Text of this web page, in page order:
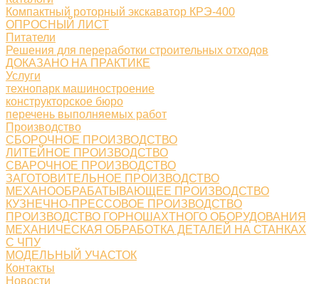
Компактный роторный экскаватор КРЭ-400
ОПРОСНЫЙ ЛИСТ
Питатели
Решения для переработки строительных отходов
ДОКАЗАНО НА ПРАКТИКЕ
Услуги
технопарк машиностроение
конструкторское бюро
перечень выполняемых работ
Производство
СБОРОЧНОЕ ПРОИЗВОДСТВО
ЛИТЕЙНОЕ ПРОИЗВОДСТВО
СВАРОЧНОЕ ПРОИЗВОДСТВО
ЗАГОТОВИТЕЛЬНОЕ ПРОИЗВОДСТВО
МЕХАНООБРАБАТЫВАЮЩЕЕ ПРОИЗВОДСТВО
КУЗНЕЧНО-ПРЕССОВОЕ ПРОИЗВОДСТВО
ПРОИЗВОДСТВО ГОРНОШАХТНОГО ОБОРУДОВАНИЯ
МЕХАНИЧЕСКАЯ ОБРАБОТКА ДЕТАЛЕЙ НА СТАНКАХ
С ЧПУ
МОДЕЛЬНЫЙ УЧАСТОК
Контакты
Новости